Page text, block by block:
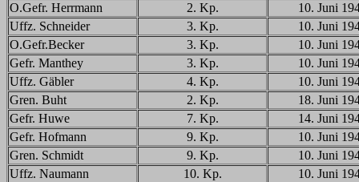
O.Gefr. Herrmann
2. Kp.
10. Juni
Uffz. Schneider
3. Kp.
10. Juni
O.Gefr.Becker
3. Kp.
10. Juni
Gefr. Manthey
3. Kp.
10. Juni
Uffz. Gäbler
4. Kp.
10. Juni
Gren. Buht
2. Kp.
18. Juni
Gefr. Huwe
7. Kp.
14. Juni
Gefr. Hofmann
9. Kp.
10. Juni
Gren. Schmidt
9. Kp.
10. Juni
Uffz. Naumann
10. Kp. 10. Juni